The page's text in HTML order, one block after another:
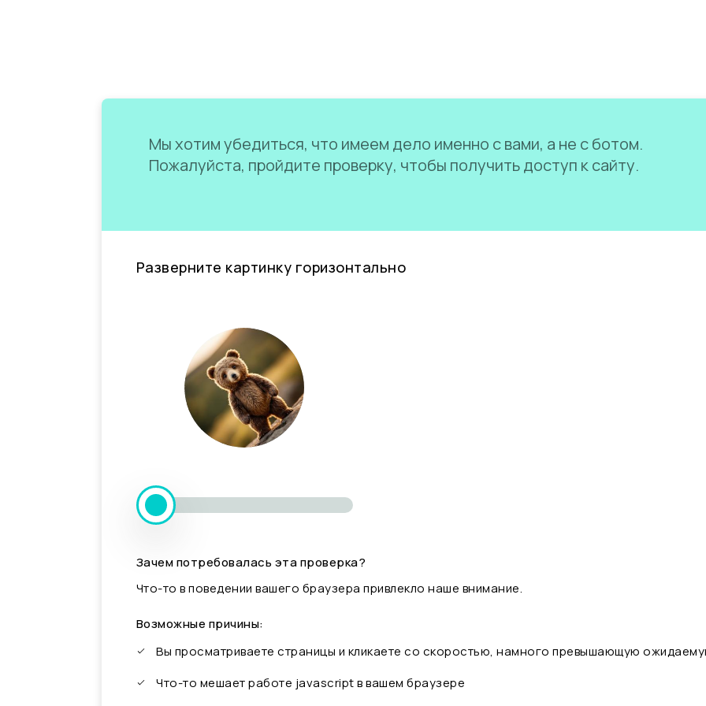
Мы хотим убедиться, что имеем дело именно с вами, а не с ботом.
Пожалуйста, пройдите проверку, чтобы получить доступ к сайту.
Разверните картинку горизонтально
Зачем потребовалась эта проверка?
Что-то в поведении вашего браузера привлекло наше внимание.
Возможные причины:
Вы просматриваете страницы и кликаете со скоростью, намного превышающую
Что-то мешает работе javascript в вашем браузере